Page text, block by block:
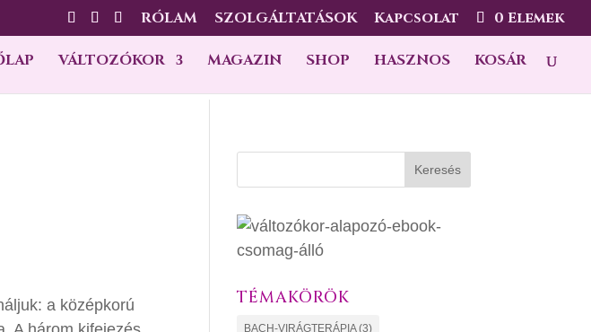
RÓLAM SZOLGÁLTATÁSOK Kapcsolat 0 Elemek
VÁLTOZÓKOR MAGAZIN SHOP HASZNOS KOSÁR
a középkorú
Keresés
TÉMAKÖRÖK
BACH-VIRÁGTERÁPIA(3)